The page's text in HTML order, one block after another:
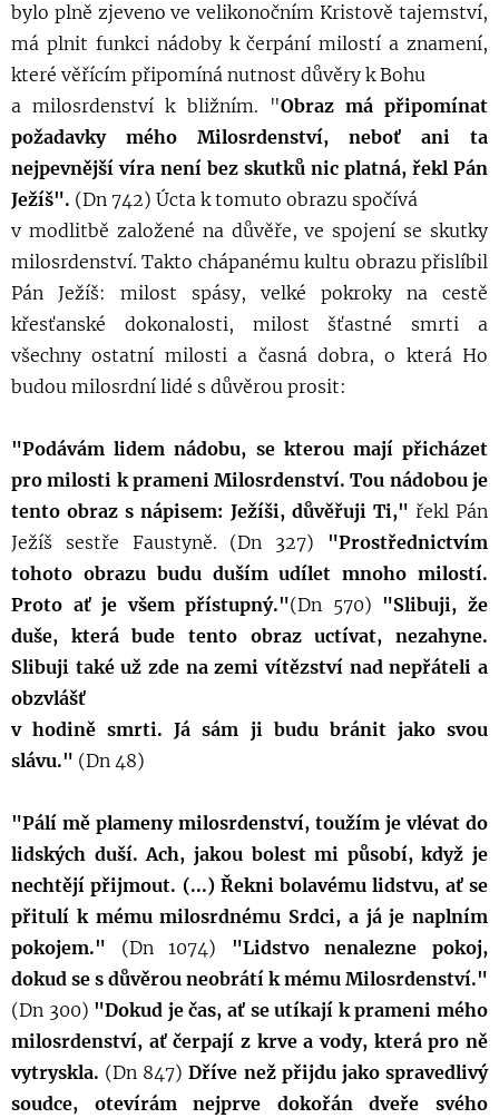
bylo plně zjeveno ve velikonočním Kristově tajemství,
má plnit funkci nádoby k čerpání milostí a znamení,
které věřícím připomíná nutnost důvěry k Bohu
a milosrdenství k bližním. "Obraz má připomínat
požadavky mého Milosrdenství, neboť ani ta
nejpevnější víra není bez skutků nic platná, řekl Pán
Ježíš". (Dn 742) Úcta k tomuto obrazu spočívá
v modlitbě založené na důvěře, ve spojení se skutky
milosrdenství. Takto chápanému kultu obrazu přislíbil
Pán Ježíš: milost spásy, velké pokroky na cestě
křesťanské dokonalosti, milost šťastné smrti a
všechny ostatní milosti a časná dobra, o která Ho
budou milosrdní lidé s důvěrou prosit:
"Podávám lidem nádobu, se kterou mají přicházet
pro milosti k prameni Milosrdenství. Tou nádobou je
tento obraz s nápisem: Ježíši, důvěřuji Ti," řekl Pán
Ježíš sestře Faustyně. (Dn 327) "Prostřednictvím
tohoto obrazu budu duším udílet mnoho milostí.
Proto ať je všem přístupný."(Dn 570) "Slibuji, že
duše, která bude tento obraz uctívat, nezahyne.
Slibuji také už zde na zemi vítězství nad nepřáteli a
obzvlášť
v hodině smrti. Já sám ji budu bránit jako svou
slávu." (Dn 48)
"Pálí mě plameny milosrdenství, toužím je vlévat do
lidských duší. Ach, jakou bolest mi působí, když je
nechtějí přijmout. (...) Řekni bolavému lidstvu, ať se
přitulí k mému milosrdnému Srdci, a já je naplním
pokojem." (Dn 1074) "Lidstvo nenalezne pokoj,
dokud se s důvěrou neobrátí k mému Milosrdenství."
(Dn 300) "Dokud je čas, ať se utíkají k prameni mého
milosrdenství, ať čerpají z krve a vody, která pro ně
vytryskla. (Dn 847) Dříve než přijdu jako spravedlivý
soudce, otevírám nejprve dokořán dveře svého